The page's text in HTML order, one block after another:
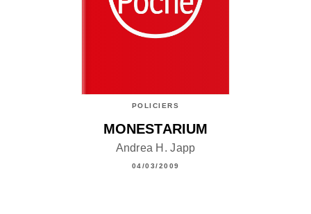
POLICIERS
MONESTARIUM
Andrea H. Japp
04/03/2009